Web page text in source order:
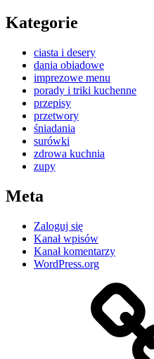
Kategorie
ciasta i desery
dania obiadowe
imprezowe menu
porady i triki kuchenne
przepisy
przetwory
śniadania
surówki
zdrowa kuchnia
zupy
Meta
Zaloguj się
Kanał wpisów
Kanał komentarzy
WordPress.org